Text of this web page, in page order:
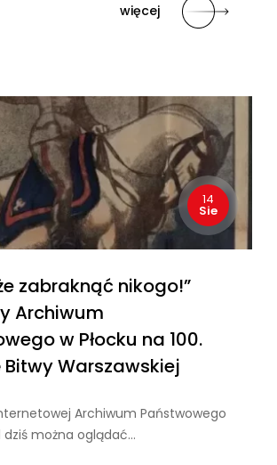
więcej
14
Sie
zabraknąć nikogo!”
Archiwum
w Płocku na 100.
Bitwy Warszawskiej
Archiwum Państwowego
dziś można oglądać…